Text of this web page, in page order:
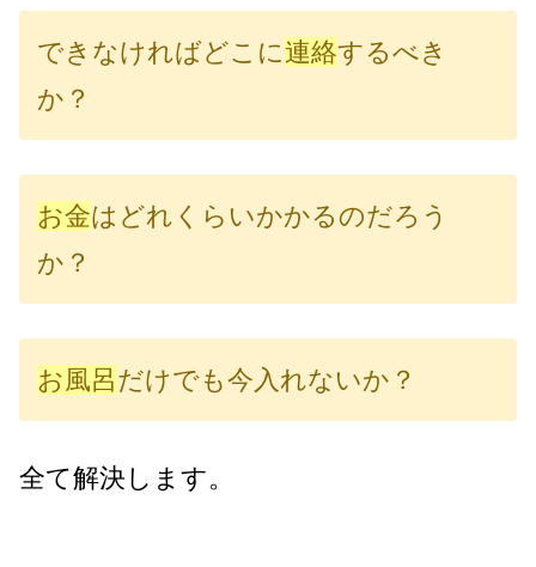
できなければどこに連絡するべき
か？
お金はどれくらいかかるのだろう
か？
お風呂だけでも今入れないか？
全て解決します。